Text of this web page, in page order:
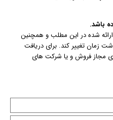
باشد.
ارائه شده در این مطلب و همچنین
تغییر کند. برای دریافت
مجاز فروش و یا شرکت های